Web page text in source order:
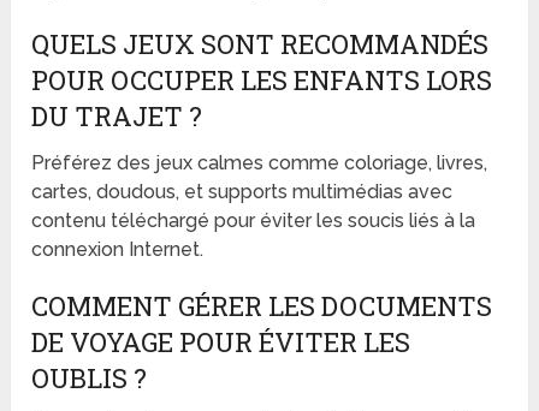
QUELS JEUX SONT RECOMMANDÉS
POUR OCCUPER LES ENFANTS LORS
DU TRAJET ?
Préférez des jeux calmes comme coloriage, livres,
cartes, doudous, et supports multimédias avec
contenu téléchargé pour éviter les soucis liés à la
connexion Internet.
COMMENT GÉRER LES DOCUMENTS
DE VOYAGE POUR ÉVITER LES
OUBLIS ?